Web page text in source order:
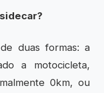
duas formas: a
a motocicleta,
0km, ou